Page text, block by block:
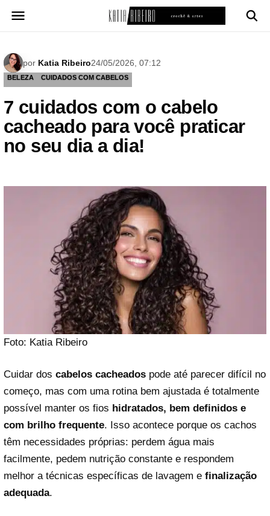
para
por Katia Ribeiro24/05/2026, 07:12
BELEZA CUIDADOS COM CABELOS
7 cuidados com o cabelo
cacheado para você praticar
no seu dia a dia!
Foto: Katia Ribeiro
Cuidar dos cabelos cacheados pode até parecer difícil no
começo, mas com uma rotina bem ajustada é totalmente
possível manter os fios hidratados, bem definidos e
com brilho frequente. Isso acontece porque os cachos
têm necessidades próprias: perdem água mais
facilmente, pedem nutrição constante e respondem
melhor a técnicas específicas de lavagem e finalização
adequada.